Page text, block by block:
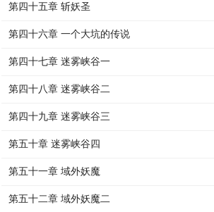
第四十五章 斩妖圣
第四十六章 一个大坑的传说
第四十七章 迷雾峡谷一
第四十八章 迷雾峡谷二
第四十九章 迷雾峡谷三
第五十章 迷雾峡谷四
第五十一章 域外妖魔
第五十二章 域外妖魔二